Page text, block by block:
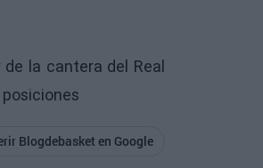
la cantera del Real
Blogdebasket en Google